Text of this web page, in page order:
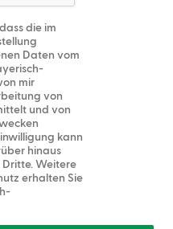
die im
Daten vom
mir
von
und von
kann
hinaus
Weitere
erhalten Sie